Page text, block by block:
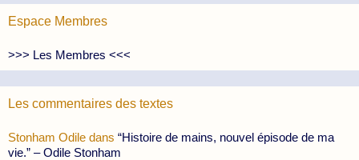
Espace Membres
>>> Les Membres <<<
Les commentaires des textes
Stonham Odile dans “Histoire de mains, nouvel épisode de ma
vie.” – Odile Stonham